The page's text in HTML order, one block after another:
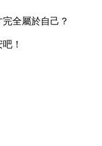
全屬於自己？
！